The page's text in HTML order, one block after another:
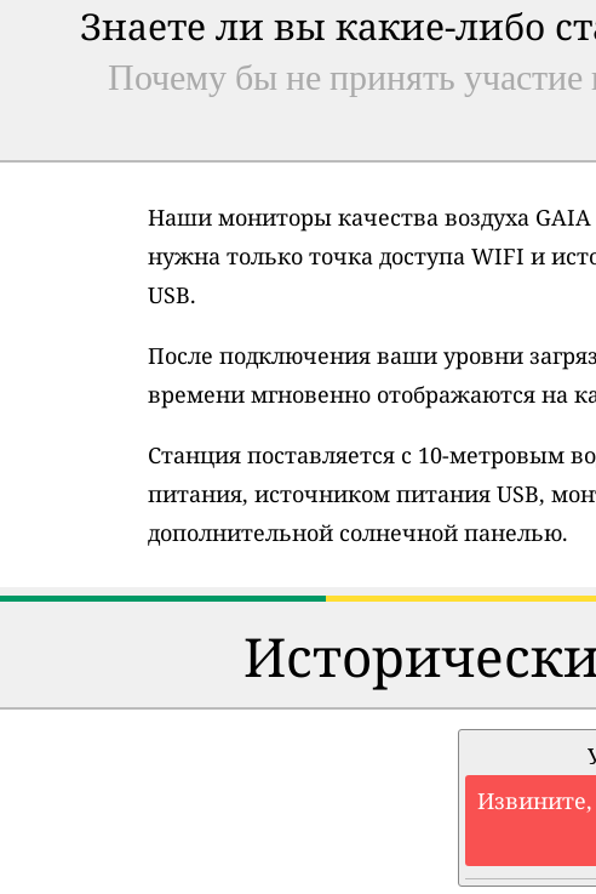
Знаете ли вы какие-либо
Почему бы не принять участие
Наши мониторы качества воздуха
нужна только точка доступа WIFI и
USB.
После подключения ваши уровни
времени мгновенно отображаются на
Станция поставляется с 10-метровым
питания, источником питания USB,
дополнительной солнечной панелью.
Извините,